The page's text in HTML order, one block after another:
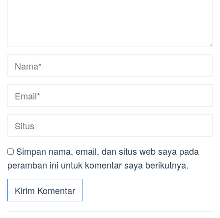
Simpan nama, email, dan situs web saya pada
peramban ini untuk komentar saya berikutnya.